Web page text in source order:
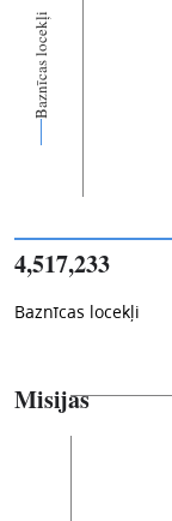
Baznīcas locekļi
4,517,233
Baznīcas locekļi
Misijas